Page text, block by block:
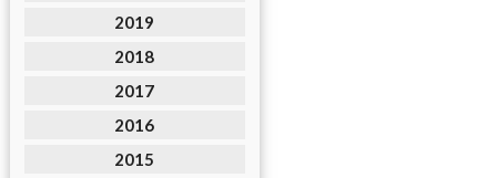
2019
2018
2017
2016
2015